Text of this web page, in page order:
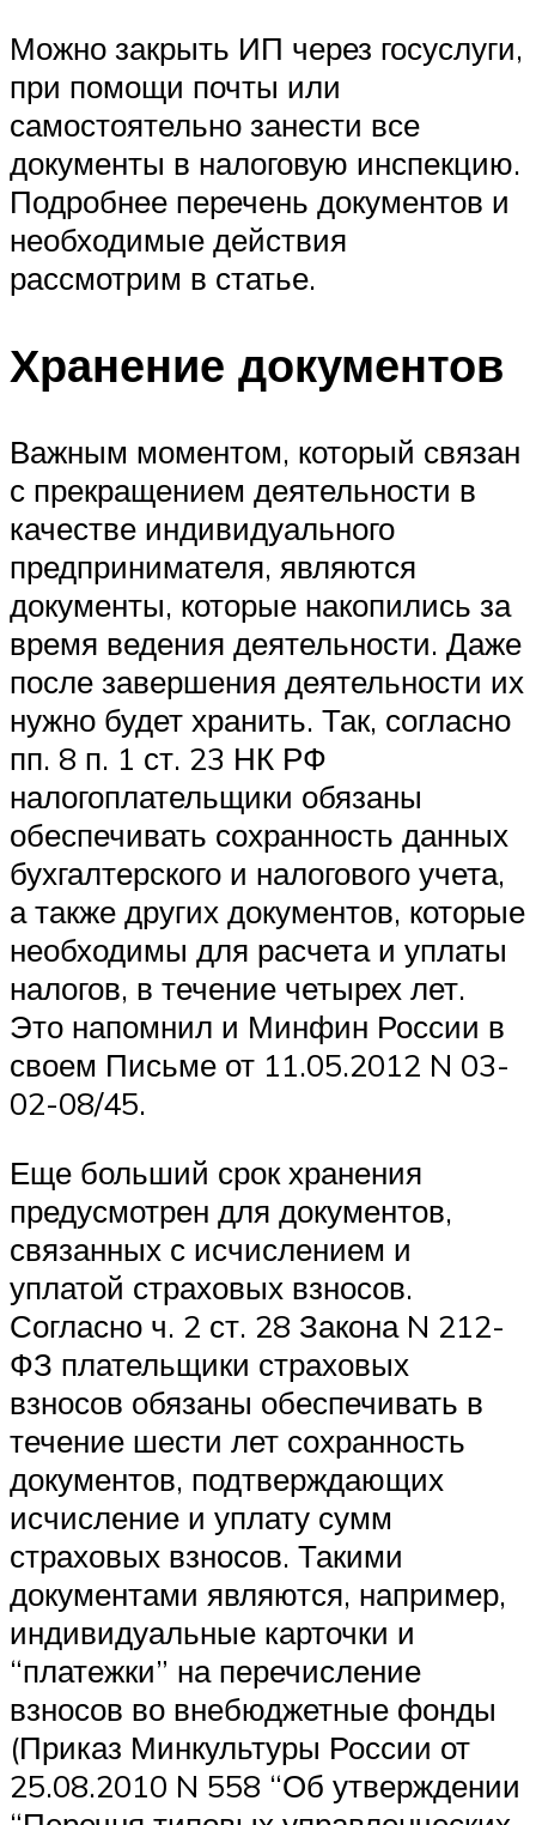
Можно закрыть ИП через госуслуги,
при помощи почты или
самостоятельно занести все
документы в налоговую инспекцию.
Подробнее перечень документов и
необходимые действия
рассмотрим в статье.
Хранение документов
Важным моментом, который связан
с прекращением деятельности в
качестве индивидуального
предпринимателя, являются
документы, которые накопились за
время ведения деятельности. Даже
после завершения деятельности их
нужно будет хранить. Так, согласно
пп. 8 п. 1 ст. 23 НК РФ
налогоплательщики обязаны
обеспечивать сохранность данных
бухгалтерского и налогового учета,
а также других документов, которые
необходимы для расчета и уплаты
налогов, в течение четырех лет.
Это напомнил и Минфин России в
своем Письме от 11.05.2012 N 03-
02-08/45.
Еще больший срок хранения
предусмотрен для документов,
связанных с исчислением и
уплатой страховых взносов.
Согласно ч. 2 ст. 28 Закона N 212-
ФЗ плательщики страховых
взносов обязаны обеспечивать в
течение шести лет сохранность
документов, подтверждающих
исчисление и уплату сумм
страховых взносов. Такими
документами являются, например,
индивидуальные карточки и
“платежки” на перечисление
взносов во внебюджетные фонды
(Приказ Минкультуры России от
25.08.2010 N 558 “Об утверждении